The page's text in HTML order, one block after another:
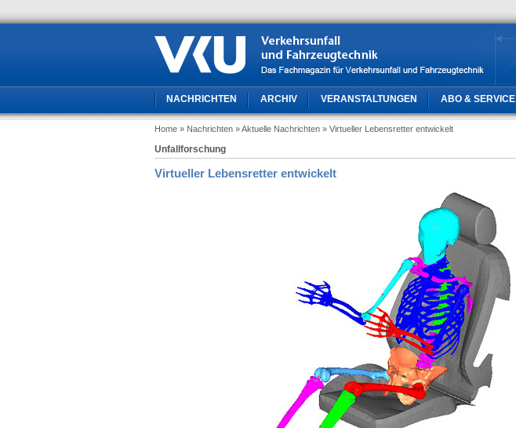
NACHRICHTEN ARCHIV VERANSTALTUNGEN ABO & SERVICE
Home » Nachrichten » Aktuelle Nachrichten » Virtueller Lebensretter entwickelt
Unfallforschung
Virtueller Lebensretter entwickelt